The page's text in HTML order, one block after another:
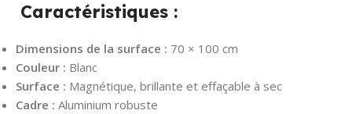
Caractéristiques :
Dimensions de la surface : 70 × 100 cm
Couleur : Blanc
Surface : Magnétique, brillante et effaçable à sec
Cadre : Aluminium robuste